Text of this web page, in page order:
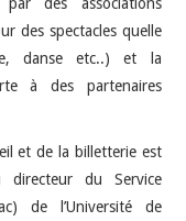
des spectacles quelle
danse etc..) et la
à des partenaires
et de la billetterie est
directeur du Service
de l’Université de